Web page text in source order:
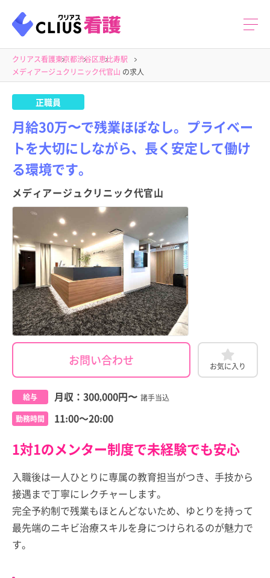
クリアス看護東京都渋谷区恵比寿駅
メディアージュクリニック代官山 の求人
正職員
月給30万〜で残業ほぼなし。プライベー
トを大切にしながら、長く安定して働け
る環境です。
メディアージュクリニック代官山
お問い合わせ お気に入り
給与 月収： 300,000円〜 諸手当込
勤務時間 11:00～20:00
1対1のメンター制度で未経験でも安心
入職後は一人ひとりに専属の教育担当がつき、手技から
接遇まで丁寧にレクチャーします。
完全予約制で残業もほとんどないため、ゆとりを持って
最先端のニキビ治療スキルを身につけられるのが魅力で
す。